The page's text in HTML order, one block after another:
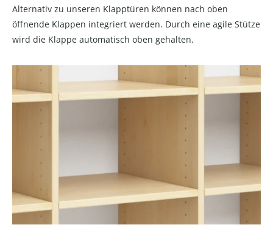
Alternativ zu unseren Klapptüren können nach oben
öffnende Klappen integriert werden. Durch eine agile Stütze
wird die Klappe automatisch oben gehalten.